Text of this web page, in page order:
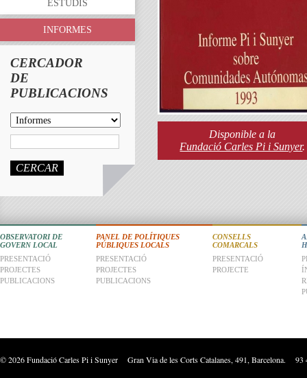
ESTUDIS
INFORMES
CERCADOR
DE
PUBLICACIONS
CERCAR
Disponible a la
Fundació Carles Pi i Sunyer.
CONSELLS
COMARCALS
PRESENTACIÓ
PROJECTE
PANEL DE POLÍTIQUES
PÚBLIQUES LOCALS
PRESENTACIÓ
PROJECTES
PUBLICACIONS
OBSERVATORI DE
GOVERN LOCAL
PRESENTACIÓ
PROJECTES
PUBLICACIONS
©2026Fundació Carles Pi i Sunyer Gran Via de les Corts Catalanes, 491, Barcelona.